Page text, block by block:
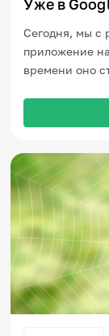
Уже в
Сегодня, мы с
приложение
времени оно